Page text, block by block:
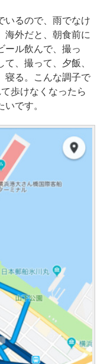
いるので、雨でなけ
海外だと、朝食前に
ール飲んで、撮っ
、撮って、夕飯、
寝る。こんな調子で
歩けなくなったら
です。